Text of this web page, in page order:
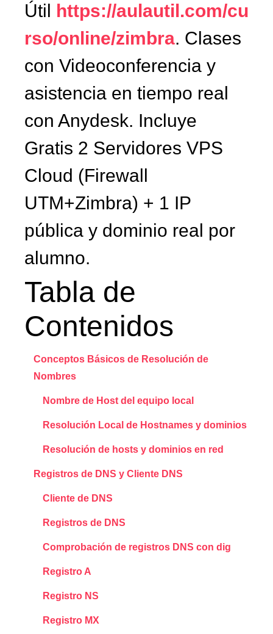
Útil https://aulautil.com/cu
rso/online/zimbra. Clases
con Videoconferencia y
asistencia en tiempo real
con Anydesk. Incluye
Gratis 2 Servidores VPS
Cloud (Firewall
UTM+Zimbra) + 1 IP
pública y dominio real por
alumno.
Tabla de
Contenidos
Conceptos Básicos de Resolución de
Nombres
Nombre de Host del equipo local
Resolución Local de Hostnames y dominios
Resolución de hosts y dominios en red
Registros de DNS y Cliente DNS
Cliente de DNS
Registros de DNS
Comprobación de registros DNS con dig
Registro A
Registro NS
Registro MX